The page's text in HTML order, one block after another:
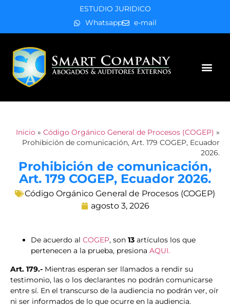
ESTUDIO JURIDICO
Whatsapp
e-mail
Inicio » Código Orgánico General de Procesos (COGEP) »
Prohibición de comunicación, Art. 179 COGEP, Ecuador
2026.
Prohibición de comunicación,
Art. 179 COGEP, Ecuador 2026.
Código Orgánico General de Procesos (COGEP)
agosto 3, 2026
De acuerdo al COGEP, son 13 artículos los que
pertenecen a la prueba, presiona AQUI.
Art. 179.- Mientras esperan ser llamados a rendir su
testimonio, las o los declarantes no podrán comunicarse
entre sí. En el transcurso de la audiencia no podrán ver, oír
ni ser informados de lo que ocurre en la audiencia.